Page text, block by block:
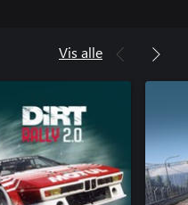
Vis alle